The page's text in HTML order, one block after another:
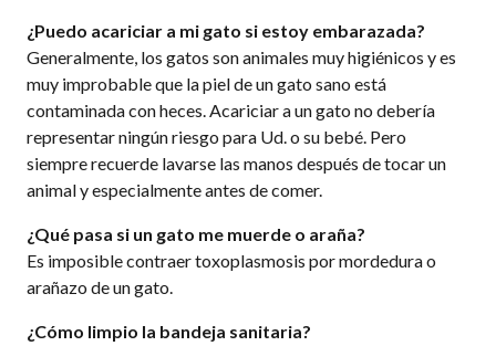
¿Puedo acariciar a mi gato si estoy embarazada?
Generalmente, los gatos son animales muy higiénicos y es
muy improbable que la piel de un gato sano está
contaminada con heces. Acariciar a un gato no deberí­a
representar ningún riesgo para Ud. o su bebé. Pero
siempre recuerde lavarse las manos después de tocar un
animal y especialmente antes de comer.
¿Qué pasa si un gato me muerde o araña?
Es imposible contraer toxoplasmosis por mordedura o
arañazo de un gato.
¿Cómo limpio la bandeja sanitaria?